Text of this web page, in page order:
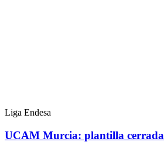
Liga Endesa
UCAM Murcia: plantilla cerrada